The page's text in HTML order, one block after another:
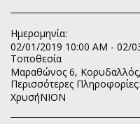
Ημερομηνία:
02/01/2019 10:00 AM - 02/
Τοποθεσία
Μαραθώνος 6,
Περισσότερες Πληροφορίες:
ΧρυσήΝΙΟΝ